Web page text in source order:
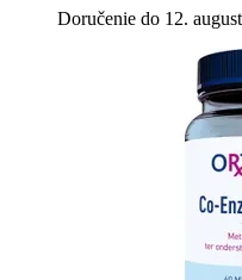
Doručenie do 12.